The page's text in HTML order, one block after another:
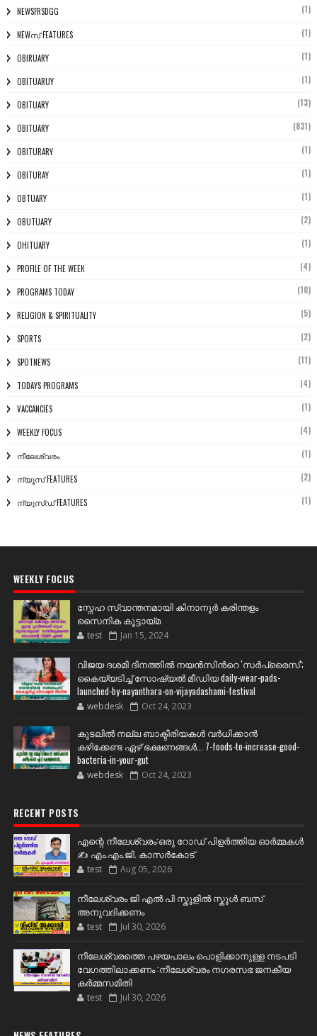
NEWSFRSDGG (1)
NEWസ് FEATURES (1)
OBIRUARY (1)
OBITUARUY (1)
OBITUARY (13)
OBITUARY (831)
OBITURARY (1)
OBITURAY (1)
OBTUARY (1)
OBUTUARY (2)
OHITUARY (1)
PROFILE OF THE WEEK (4)
PROGRAMS TODAY (10)
RELIGION & SPIRITUALITY (5)
SPORTS (2)
SPOTNEWS (11)
TODAYS PROGRAMS (4)
VACCANCIES (1)
WEEKLY FOCUS (4)
നീലേശ്വരം (1)
ന്യൂസ് FEATURES (2)
ന്യൂസ്ഡ് FEATURES (1)
WEEKLY FOCUS
സ്നേഹ സ്വാന്തനമായി കിനാനൂർ കരിന്തളം
സൈനിക കൂട്ടായ്മ
test Jan 15, 2024
വിജയ ദശമി ദിനത്തില്‍ നയന്‍സിന്‍റെ 'സര്‍പ്രൈസ്';
കൈയ്യടിച്ച് സോഷ്യല്‍ മീഡിയ daily-wear-pads-
launched-by-nayanthara-on-vijayadashami-festival
webdesk Oct 24, 2023
കുടലിൽ നല്ല ബാക്ടീരിയകൾ വര്‍ധിക്കാന്‍
കഴിക്കേണ്ട ഏഴ് ഭക്ഷണങ്ങള്‍... 7-foods-to-increase-good-
bacteria-in-your-gut
webdesk Oct 24, 2023
RECENT POSTS
എന്റെ നീലേശ്വരം:ഒരു റോഡ് പിളർത്തിയ ഓർമ്മകൾ
✍️ എം.എം.ജി. കാസർകോട്
test Aug 05, 2026
നീലേശ്വരം ജി എൽ പി സ്കൂളിൽ സ്കൂൾ ബസ്
അനുവദിക്കണം
test Jul 30, 2026
നീലേശ്വരത്തെ പഴയപാലം പൊളിക്കാനുള്ള നടപടി
വേഗത്തിലാക്കണം :നീലേശ്വരം നഗരസഭ ജനകീയ
കർമ്മസമിതി
test Jul 30, 2026